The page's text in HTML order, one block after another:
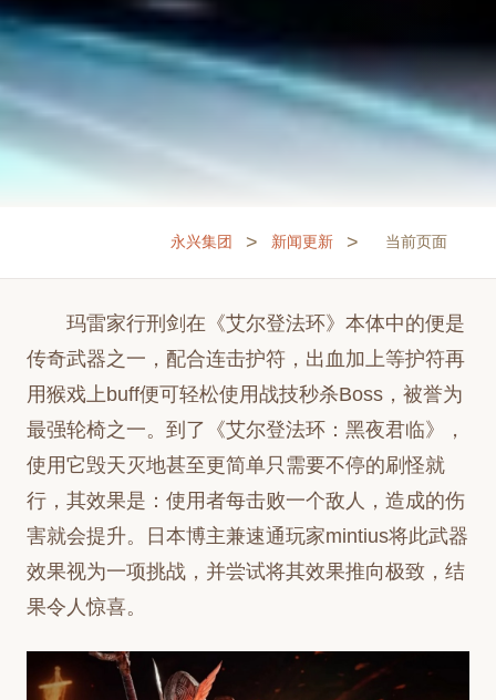
永兴集团 > 新闻更新 > 当前页面
玛雷家行刑剑在《艾尔登法环》本体中的便是
传奇武器之一，配合连击护符，出血加上等护符再
用猴戏上buff便可轻松使用战技秒杀Boss，被誉为
最强轮椅之一。到了《艾尔登法环：黑夜君临》，
使用它毁天灭地甚至更简单只需要不停的刷怪就
行，其效果是：使用者每击败一个敌人，造成的伤
害就会提升。日本博主兼速通玩家mintius将此武器
效果视为一项挑战，并尝试将其效果推向极致，结
果令人惊喜。